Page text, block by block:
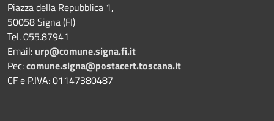
Piazza della Repubblica 1,
50058 Signa (FI)
Tel. 055.87941
Email: urp@comune.signa.fi.it
Pec:comune.signa@postacert.toscana.it
CF e P.IVA: 01147380487